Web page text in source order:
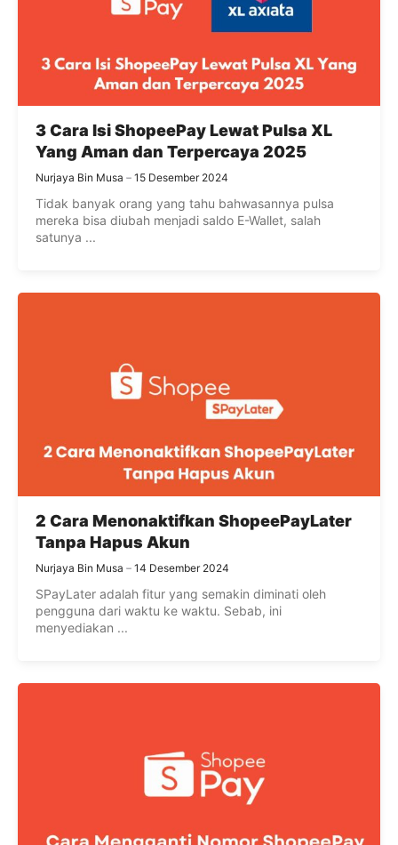
3 Cara Isi ShopeePay Lewat Pulsa XL
Yang Aman dan Terpercaya 2025
Nurjaya Bin Musa 15 Desember 2024
Tidak banyak orang yang tahu bahwasannya pulsa
mereka bisa diubah menjadi saldo E-Wallet, salah
satunya ...
2 Cara Menonaktifkan ShopeePayLater
Tanpa Hapus Akun
Nurjaya Bin Musa 14 Desember 2024
SPayLater adalah fitur yang semakin diminati oleh
pengguna dari waktu ke waktu. Sebab, ini
menyediakan ...